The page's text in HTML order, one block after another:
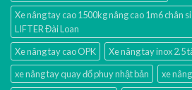
Xe nâng tay cao 1500kg nâng cao 1m6 chân
LIFTER Đài Loan
Xe nâng tay cao OPK
Xe nâng tay inox 2.5
xe nâng tay quay đổ phuy nhật bản
xe